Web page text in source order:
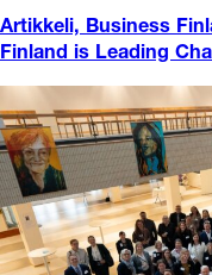
Artikkeli, Business
Finland is Leading